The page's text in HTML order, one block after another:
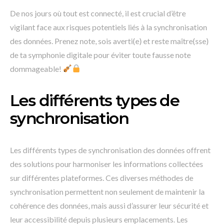
De nos jours où tout est connecté, il est crucial d’être
vigilant face aux risques potentiels liés à la synchronisation
des données. Prenez note, sois averti(e) et reste maître(sse)
de ta symphonie digitale pour éviter toute fausse note
dommageable!
Les différents types de
synchronisation
Les différents types de synchronisation des données offrent
des solutions pour harmoniser les informations collectées
sur différentes plateformes. Ces diverses méthodes de
synchronisation permettent non seulement de maintenir la
cohérence des données, mais aussi d’assurer leur sécurité et
leur accessibilité depuis plusieurs emplacements. Les